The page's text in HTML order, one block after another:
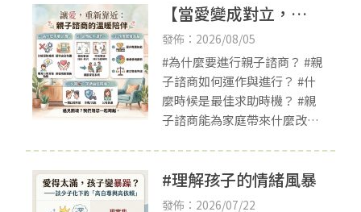
【當愛變成對立，親
子關係如何重新靠
近？】
發佈：2026/08/05
#為什麼要進行親子諮商？ #親
子諮商如何運作與進行？ #什
麼時候是最佳求助時機？ #親
子諮商能為家庭帶來什麼改
#理解孩子的情緒風暴
發佈：2026/07/22